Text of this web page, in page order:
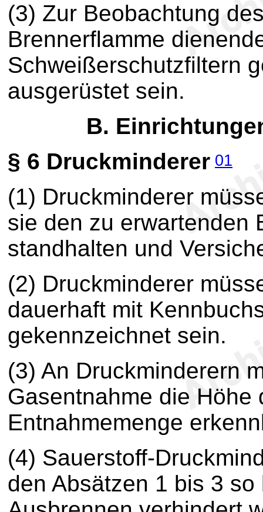
(3) Zur Beobachtung
Brennerflamme
Schweißerschutzfiltern
ausgerüstet sein.
B.
§ 6 Druckminderer 01
(1) Druckminderer
sie den zu erwartenden
standhalten und
(2) Druckminderer
dauerhaft mit
gekennzeichnet sein.
(3) An Druckminderern
Gasentnahme die
Entnahmemenge
(4) Sauerstoff-
den Absätzen 1 bis 3